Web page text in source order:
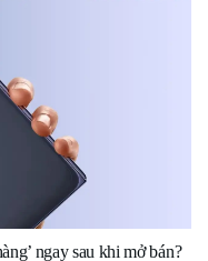
ngay sau khi mở bán?